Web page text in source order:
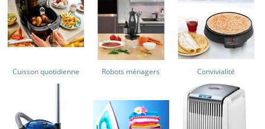
Cuisson quotidienne Robots ménagers Convivialité